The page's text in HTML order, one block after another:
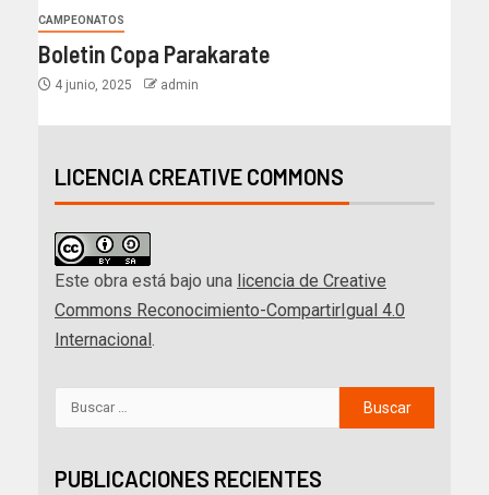
CAMPEONATOS
Boletin Copa Parakarate
4 junio, 2025 admin
LICENCIA CREATIVE COMMONS
Este obra está bajo una licencia de Creative
Commons Reconocimiento-CompartirIgual 4.0
Internacional
PUBLICACIONES RECIENTES